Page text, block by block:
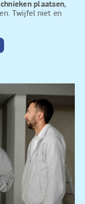
plaatsen,
Twijfel niet en